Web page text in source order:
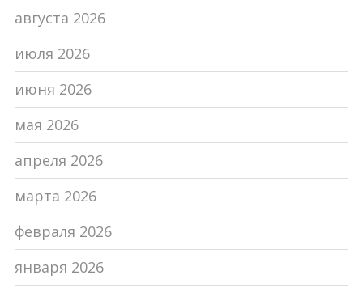
августа 2026
июля 2026
июня 2026
мая 2026
апреля 2026
марта 2026
февраля 2026
января 2026